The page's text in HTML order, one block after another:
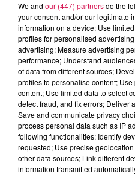
Eva Spilmont
Balade et Vous
0:00
8 juillet 2025 - 3 min 4 sec
08.07.2025 - LES
SAUVAGE SONT DE
We and our (447) partnersdo the
your consent and/or our legitimate
information on a device; Use
profiles for personalised
advertising; Measure advertising
performance; Understand
of data from different sources;
profiles to personalise content;
content; Use limited data to select
detect fraud, and fix errors; Deliver
Save and communicate privacy
process personal data such as IP
following functionalities: Identify
requested; Use precise
other data sources; Link different
information transmitted